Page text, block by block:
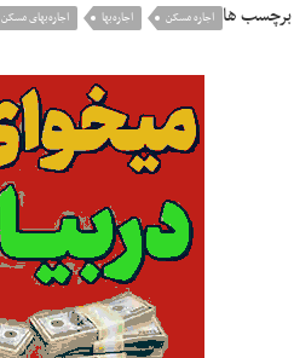
برچسب ها اجاره مسکن اجاره‌بها اجاره‌بهای مسکن